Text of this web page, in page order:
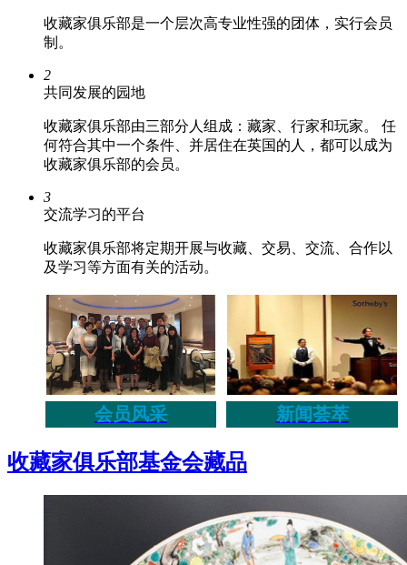
收藏家俱乐部是一个层次高专业性强的团体，实行会员
制。
2
共同发展的园地
收藏家俱乐部由三部分人组成：藏家、行家和玩家。 任
何符合其中一个条件、并居住在英国的人，都可以成为
收藏家俱乐部的会员。
3
交流学习的平台
收藏家俱乐部将定期开展与收藏、交易、交流、合作以
及学习等方面有关的活动。
会员风采 新闻荟萃
收藏家俱乐部基金会藏品